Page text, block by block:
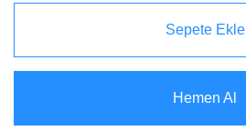
Sepete Ekle
Hemen Al